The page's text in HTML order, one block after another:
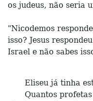
os judeus, não seria
"Nicodemos
isso? Jesus
Israel e não sabes
Eliseu já tinha
Quantos profetas